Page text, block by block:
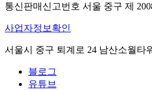
통신판매신고번호 서울 중구 제
사업자정보확인
서울시 중구 퇴계로 24 남산소월타
블로그
유튜브